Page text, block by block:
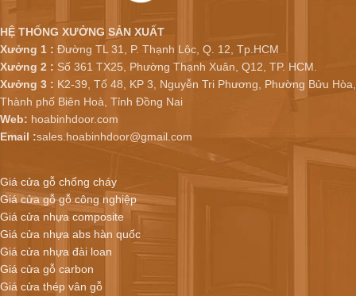
HỆ THỐNG XƯỞNG SẢN XUẤT
Xưởng 1 : Đường TL 31, P. Thạnh Lộc, Q. 12, Tp.HCM
Xưởng 2 : Số 361 TX25, Phường Thạnh Xuân, Q12, TP. HCM.
Xưởng 3 : K2-39, Tổ 48, KP 3, Nguyễn Tri Phương, Phường Bửu Hòa,
Thành phố Biên Hoà, Tỉnh Đồng Nai
Web: hoabinhdoor.com
Email :sales.hoabinhdoor@gmail.com
Giá cửa gỗ chống cháy
Giá cửa gỗ gỗ công nghiệp
Giá cửa nhựa composite
Giá cửa nhựa abs hàn quốc
Giá cửa nhựa đài loan
Giá cửa gỗ carbon
Giá cửa thép vân gỗ